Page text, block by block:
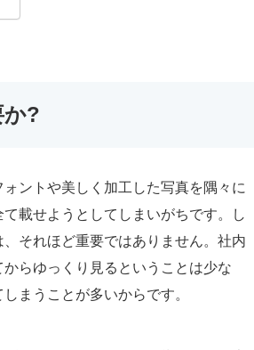
か?
ントや美しく加工した写真を隅々に
載せようとしてしまいがちです。し
それほど重要ではありません。社内
らゆっくり見るということは少な
まうことが多いからです。